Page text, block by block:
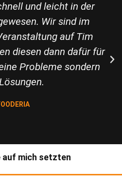
und leicht in der
Wir sind im
auf Tim
diesen dann dafür für
Probleme sondern
auf mich setzten